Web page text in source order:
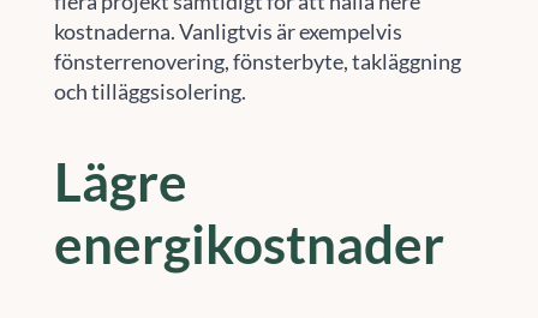
kostnaderna. Vanligtvis är exempelvis
fönsterrenovering, fönsterbyte, takläggning
och tilläggsisolering.
Lägre
energikostnader